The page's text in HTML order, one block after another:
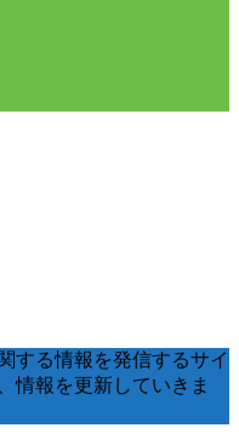
する情報を発信するサイ
情報を更新していきま